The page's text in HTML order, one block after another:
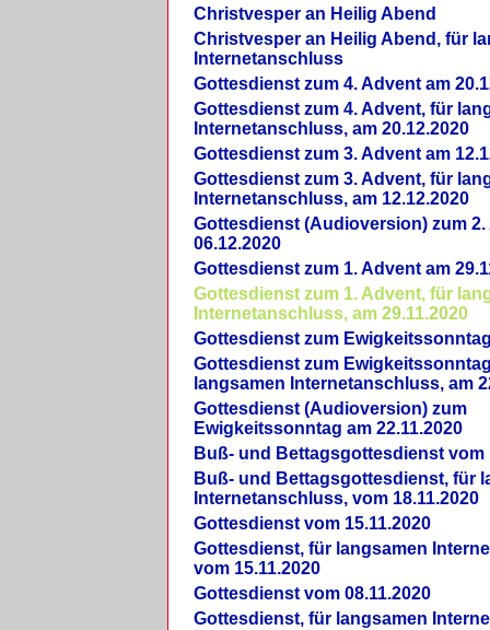
Christvesper an Heilig Abend
Christvesper an Heilig Abend, für
Internetanschluss
Gottesdienst zum 4. Advent am
Gottesdienst zum 4. Advent, für
Internetanschluss, am 20.12.2020
Gottesdienst zum 3. Advent am
Gottesdienst zum 3. Advent, für
Internetanschluss, am 12.12.2020
Gottesdienst (Audioversion) zum 2.
06.12.2020
Gottesdienst zum 1. Advent am
Gottesdienst zum 1. Advent, für
Internetanschluss, am 29.11.2020
Gottesdienst zum
Gottesdienst zum
langsamen Internetanschluss, am
Gottesdienst (Audioversion) zum
Ewigkeitssonntag am 22.11.2020
Buß- und Bettagsgottesdienst vom
Buß- und Bettagsgottesdienst, für
Internetanschluss, vom 18.11.2020
Gottesdienst vom 15.11.2020
Gottesdienst, für langsamen
vom 15.11.2020
Gottesdienst vom 08.11.2020
Gottesdienst, für langsamen